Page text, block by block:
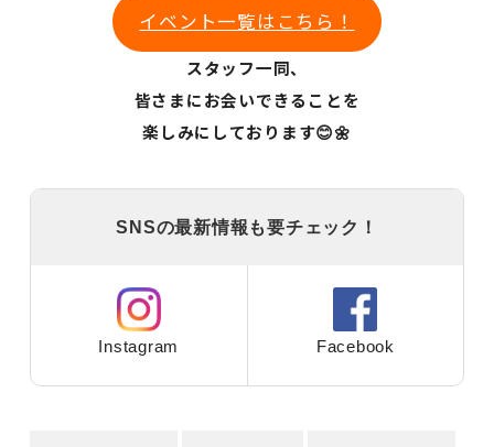
イベント一覧はこちら！
スタッフ一同、
皆さまにお会いできることを
楽しみにしております😊🌼
SNSの最新情報も要チェック！
Instagram Facebook